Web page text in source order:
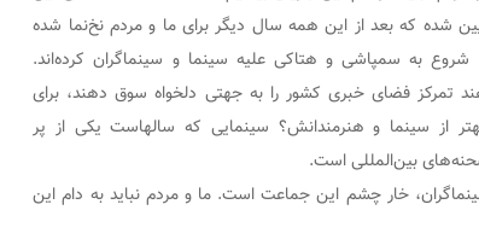
شده که بعد از این همه سال دیگر برای ما و مردم نخ‌نما شده
به سمپاشی و هتاکی علیه سینما و سینماگران کرده‌اند.
فضای خبری کشور را به جهتی دلخواه سوق دهند، برای
از سینما و هنرمندانش؟ سینمایی که سالهاست یکی از پر
بین‌المللی است.
خار چشم این جماعت است. ما و مردم نباید به دام این